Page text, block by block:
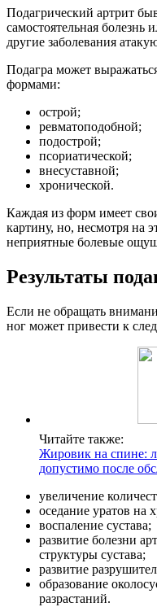
Подагрический артрит
самостоятельная болезнь
другие заболевания
Подагра может
формами:
острой;
ревматоподобной;
подострой;
псориатической;
внесуставной;
хронической.
Каждая из форм имеет
картину, но, несмотря на
неприятные болевые
Результаты
Если не обращать
ног может привести к
Читайте также:
Жировик на спине:
допустимо после
увеличение
оседание уратов на
воспаление сустава;
развитие болезни
структуры сустава;
развитие
образование
разрастаний.